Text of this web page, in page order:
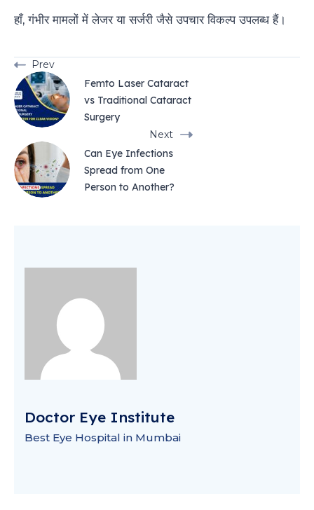
हाँ, गंभीर मामलों में लेजर या सर्जरी जैसे उपचार विकल्प उपलब्ध हैं।
Prev
Femto Laser Cataract
vs Traditional Cataract
Surgery
Next
Can Eye Infections
Spread from One
Person to Another?
Doctor Eye Institute
Best Eye Hospital in Mumbai